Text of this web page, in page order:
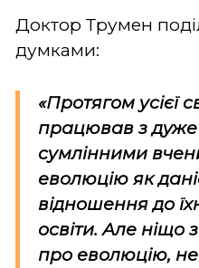
Доктор Трумен
думками:
«Протягом усієї
працював з
сумлінними
еволюцію як
відношення до
освіти. Але ніщо
про еволюцію,